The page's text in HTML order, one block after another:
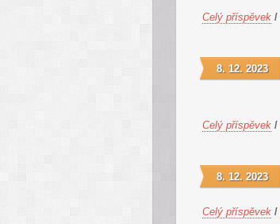
Celý příspěvek /
8. 12. 2023
Celý příspěvek /
8. 12. 2023
Celý příspěvek /